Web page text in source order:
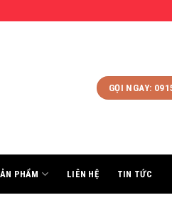
GỌI NGAY:
PHẨM LIÊN HỆ TIN TỨC